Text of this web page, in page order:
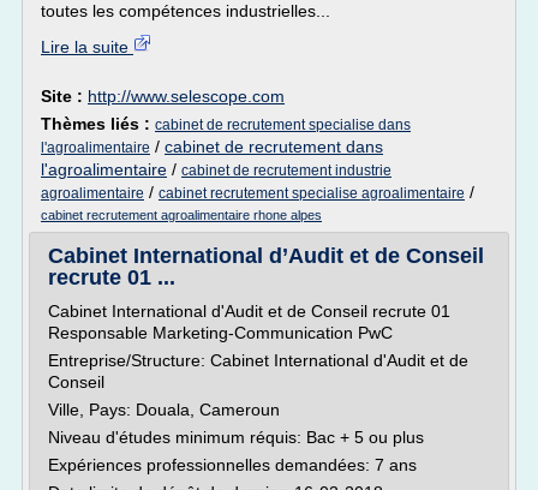
toutes les compétences industrielles...
Lire la suite
Site : http://www.selescope.com
Thèmes liés : cabinet de recrutement specialise dans
l'agroalimentaire / cabinet de recrutement dans
l'agroalimentaire / cabinet de recrutement industrie
agroalimentaire / cabinet recrutement specialise agroalimentaire /
cabinet recrutement agroalimentaire rhone alpes
Cabinet International d’Audit et de Conseil
recrute 01 ...
Cabinet International d'Audit et de Conseil recrute 01
Responsable Marketing-Communication PwC
Entreprise/Structure: Cabinet International d'Audit et de
Conseil
Ville, Pays: Douala, Cameroun
Niveau d'études minimum réquis: Bac + 5 ou plus
Expériences professionnelles demandées: 7 ans